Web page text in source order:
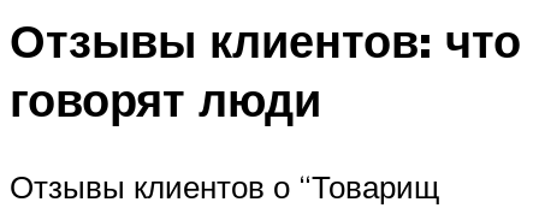
Отзывы клиентов: что
говорят люди
Отзывы клиентов о “Товарищ